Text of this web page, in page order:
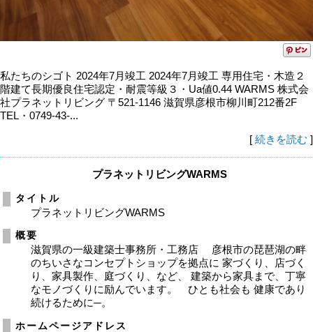
私たちのシゴト 2024年7月竣工 2024年7月竣工 専用住宅・木造２
階建て長期優良住宅認定・耐震等級３・Ua値0.44 WARMS 株式会
社プラネットリビング 〒521-1146 滋賀県彦根市柳川町212番2F
TEL・0749-43-...
[ 続きを読む ]
プラネットリビングWARMS
タイトル
プラネットリビングWARMS
概要
滋賀県の一級建築士事務所・工務店 彦根市の琵琶湖の畔
のちいさなコンセプトショップを拠点に 家づくり、店づく
り、家具製作、庭づくり、など、 建築から家具まで、丁寧
なモノづくりに励んでいます。 ひとも社会も 健康であり
続けるために─。
ホームページアドレス